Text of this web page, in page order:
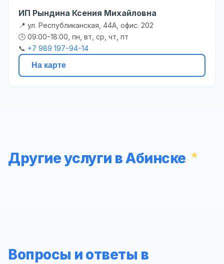
ИП Рындина Ксения Михайловна
📍 ул. Республиканская, 44А, офис. 202
🕒 09:00-18:00, пн, вт, ср, чт, пт
📞 +7 989 197-94-14
На карте
Другие услуги в Абинске
Вопросы и ответы в